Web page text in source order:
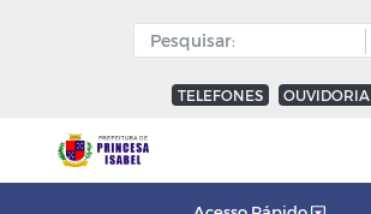
TELEFONES OUVIDORIA